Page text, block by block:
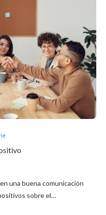
una buena comunicación
sobre el…